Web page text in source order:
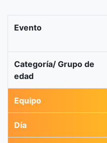
Evento
Categoría/ Grupo de
edad
Equipo
Día